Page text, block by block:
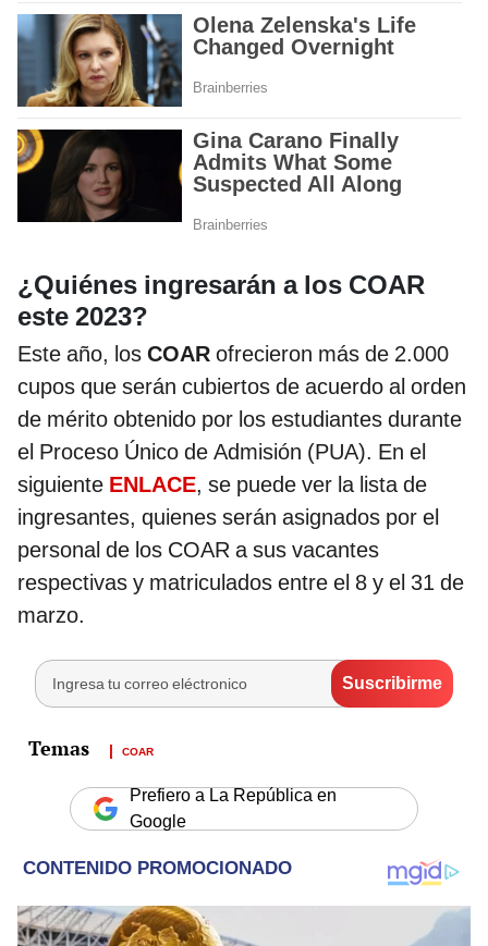
¿Quiénes ingresarán a los COAR
este 2023?
Este año, los COAR ofrecieron más de 2.000
cupos que serán cubiertos de acuerdo al orden
de mérito obtenido por los estudiantes durante
el Proceso Único de Admisión (PUA). En el
siguiente ENLACE, se puede ver la lista de
ingresantes, quienes serán asignados por el
personal de los COAR a sus vacantes
respectivas y matriculados entre el 8 y el 31 de
marzo.
COAR
Prefiero a La República en
Google